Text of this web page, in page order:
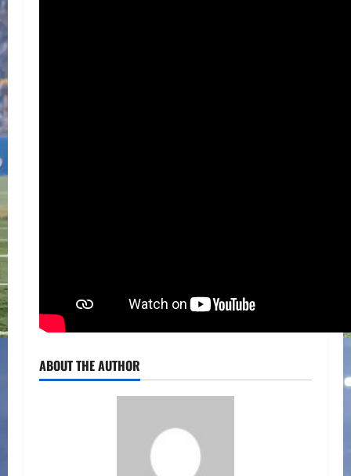
ABOUT THE AUTHOR